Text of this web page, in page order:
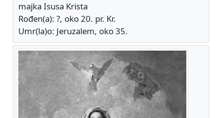
majka Isusa Krista
Rođen(a): ?, oko 20. pr. Kr.
Umr(la)o: Jeruzalem, oko 35.